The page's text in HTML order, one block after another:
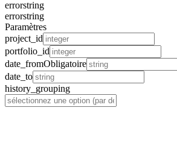
errorstring
errorstring
Paramètres
project_id
portfolio_id
date_fromObligatoire
date_to
history_grouping